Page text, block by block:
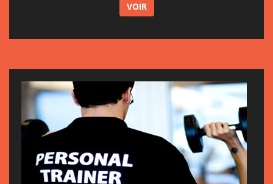
VOIR